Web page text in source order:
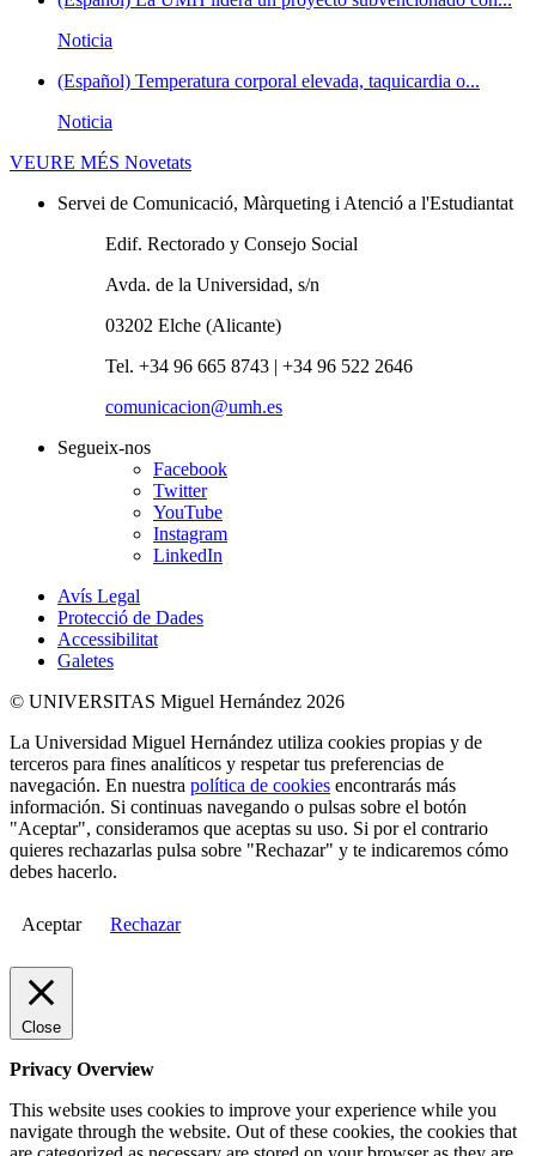
Noticia
(Español) Temperatura corporal elevada, taquicardia o...
Noticia
VEURE MÉS Novetats
Servei de Comunicació, Màrqueting i Atenció a l'Estudiantat
Edif. Rectorado y Consejo Social
Avda. de la Universidad, s/n
03202 Elche (Alicante)
Tel. +34 96 665 8743 | +34 96 522 2646
comunicacion@umh.es
Segueix-nos
Facebook
Twitter
YouTube
Instagram
LinkedIn
Avís Legal
Protecció de Dades
Accessibilitat
Galetes
© UNIVERSITAS Miguel Hernández 2026
La Universidad Miguel Hernández utiliza cookies propias y de
terceros para fines analíticos y respetar tus preferencias de
navegación. En nuestra política de cookies encontrarás más
información. Si continuas navegando o pulsas sobre el botón
"Aceptar", consideramos que aceptas su uso. Si por el contrario
quieres rechazarlas pulsa sobre "Rechazar" y te indicaremos cómo
debes hacerlo.
Aceptar Rechazar
Close
Privacy Overview
This website uses cookies to improve your experience while you
navigate through the website. Out of these cookies, the cookies that